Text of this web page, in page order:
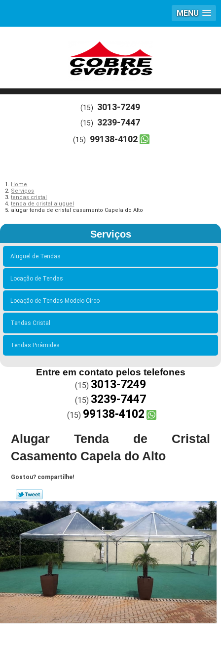
MENU
(15) 3013-7249
(15) 3239-7447
(15) 99138-4102
Home
Serviços
tendas cristal
tenda de cristal aluguel
alugar tenda de cristal casamento Capela do Alto
Serviços
Aluguel de Tendas
Locação de Tendas
Locação de Tendas Modelo Circo
Tendas Cristal
Tendas Pirâmides
Entre em contato pelos telefones
(15) 3013-7249
(15) 3239-7447
(15) 99138-4102
Alugar Tenda de Cristal
Casamento Capela do Alto
Gostou? compartilhe!